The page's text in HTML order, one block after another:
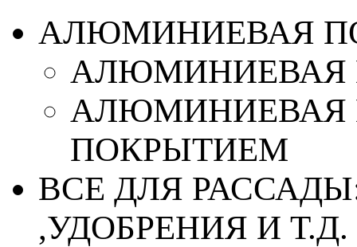
АЛЮМИНИЕВАЯ
АЛЮМИНИЕВАЯ
АЛЮМИНИЕВАЯ
ПОКРЫТИЕМ
ВСЕ ДЛЯ
,УДОБРЕНИЯ И Т.Д.